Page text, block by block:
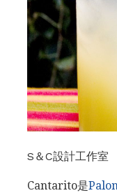
S＆C設計工作室
Cantarito是